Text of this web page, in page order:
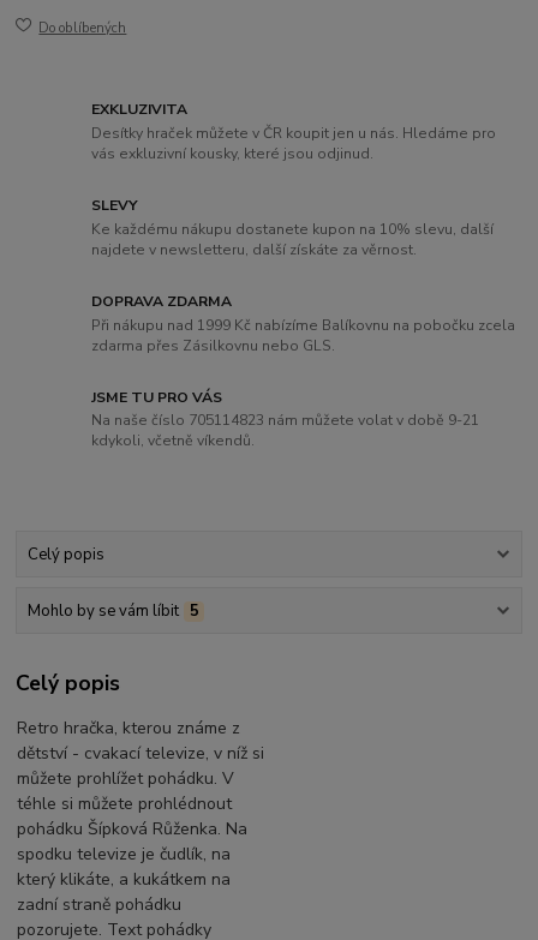
Do oblíbených
EXKLUZIVITA
Desítky hraček můžete v ČR koupit jen u nás. Hledáme pro
vás exkluzivní kousky, které jsou odjinud.
SLEVY
Ke každému nákupu dostanete kupon na 10% slevu, další
najdete v newsletteru, další získáte za věrnost.
DOPRAVA ZDARMA
Při nákupu nad 1999 Kč nabízíme Balíkovnu na pobočku zcela
zdarma přes Zásilkovnu nebo GLS.
JSME TU PRO VÁS
Na naše číslo 705114823 nám můžete volat v době 9-21
kdykoli, včetně víkendů.
Celý popis
Mohlo by se vám líbit 5
Celý popis
Retro hračka, kterou známe z
dětství - cvakací televize, v níž si
můžete prohlížet pohádku. V
téhle si můžete prohlédnout
pohádku Šípková Růženka. Na
spodku televize je čudlík, na
který klikáte, a kukátkem na
zadní straně pohádku
pozorujete. Text pohádky